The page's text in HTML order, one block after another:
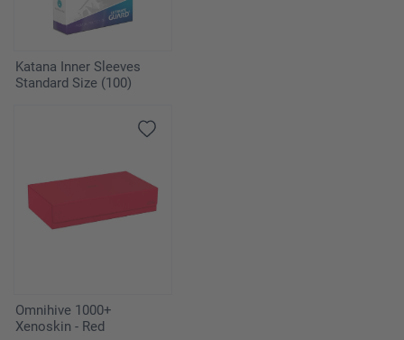
Katana Inner Sleeves
Standard Size (100)
Omnihive 1000+
Xenoskin - Red